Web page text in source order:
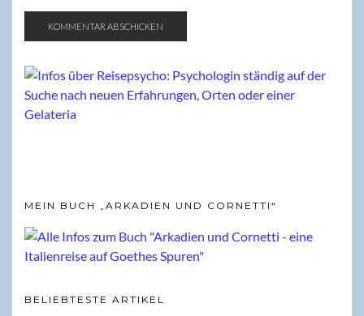
MEIN BUCH „ARKADIEN UND CORNETTI“
BELIEBTESTE ARTIKEL